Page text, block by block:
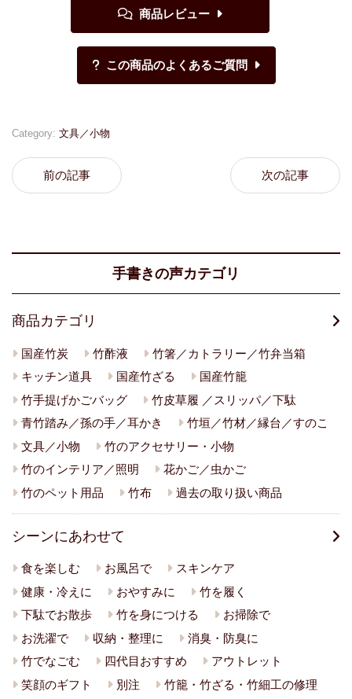
Category: 文具／小物
前の記事 次の記事
手書きの声カテゴリ
商品カテゴリ
国産竹炭 竹酢液
竹箸／カトラリー／竹弁当箱
キッチン道具
国産竹ざる
国産竹籠
竹手提げかごバッグ
竹皮草履 ／スリッパ／下駄
青竹踏み／孫の手／耳かき
竹垣／竹材／縁台／すのこ
文具／小物
竹のアクセサリー・小物
竹のインテリア／照明
花かご／虫かご
竹のペット用品
竹布 過去の取り扱い商品
シーンにあわせて
食を楽しむ お風呂で
スキンケア
健康・冷えに
おやすみに
竹を履く
下駄でお散歩
竹を身につける
お掃除で
お洗濯で
収納・整理に
消臭・防臭に
竹でなごむ
四代目おすすめ
アウトレット
笑顔のギフト
別注
竹籠・竹ざる・竹細工の修理